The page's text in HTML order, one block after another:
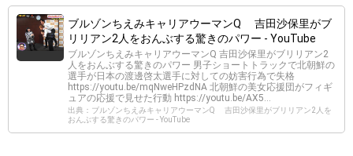
ブルゾンちえみキャリアウーマンQ 吉田沙保里がブ
リリアン2人をおんぶする驚きのパワー - YouTube
ブルゾンちえみキャリアウーマンQ 吉田沙保里がブリリアン2
人をおんぶする驚きのパワー 男子ショートトラックで北朝鮮の
選手が日本の渡邊啓太選手に対しての妨害行為で失格
https://youtu.be/mqNweHPzdNA 北朝鮮の美女応援団がフィギ
ュアの応援で見せた行動 https://youtu.be/AX5...
出典：ブルゾンちえみキャリアウーマンQ 吉田沙保里がブリリアン2人を
おんぶする驚きのパワー - YouTube